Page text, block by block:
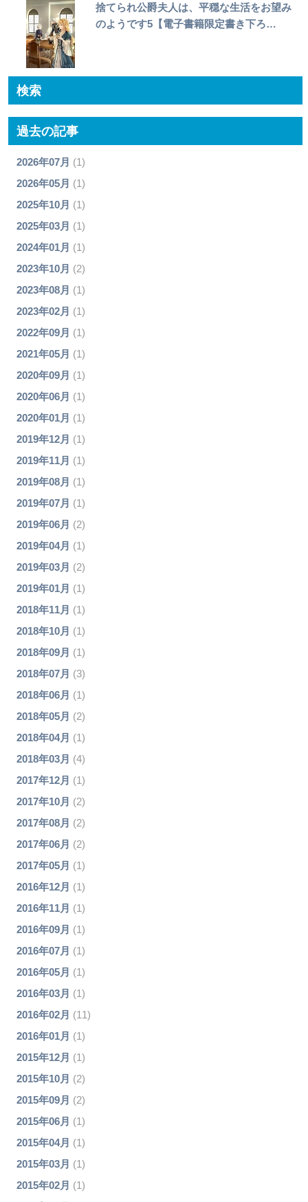
捨てられ公爵夫人は、平穏な生活をお望み
のようです5【電子書籍限定書き下ろ…
検索
過去の記事
2026年07月 (1)
2026年05月 (1)
2025年10月 (1)
2025年03月 (1)
2024年01月 (1)
2023年10月 (2)
2023年08月 (1)
2023年02月 (1)
2022年09月 (1)
2021年05月 (1)
2020年09月 (1)
2020年06月 (1)
2020年01月 (1)
2019年12月 (1)
2019年11月 (1)
2019年08月 (1)
2019年07月 (1)
2019年06月 (2)
2019年04月 (1)
2019年03月 (2)
2019年01月 (1)
2018年11月 (1)
2018年10月 (1)
2018年09月 (1)
2018年07月 (3)
2018年06月 (1)
2018年05月 (2)
2018年04月 (1)
2018年03月 (4)
2017年12月 (1)
2017年10月 (2)
2017年08月 (2)
2017年06月 (2)
2017年05月 (1)
2016年12月 (1)
2016年11月 (1)
2016年09月 (1)
2016年07月 (1)
2016年05月 (1)
2016年03月 (1)
2016年02月 (11)
2016年01月 (1)
2015年12月 (1)
2015年10月 (2)
2015年09月 (2)
2015年06月 (1)
2015年04月 (1)
2015年03月 (1)
2015年02月 (1)